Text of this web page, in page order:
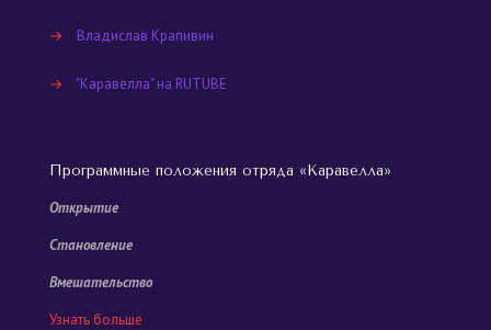
→ Владислав Крапивин
→ "Каравелла" на RUTUBE
Программные положения отряда «Каравелла»
Открытие
Становление
Вмешательство
Узнать больше